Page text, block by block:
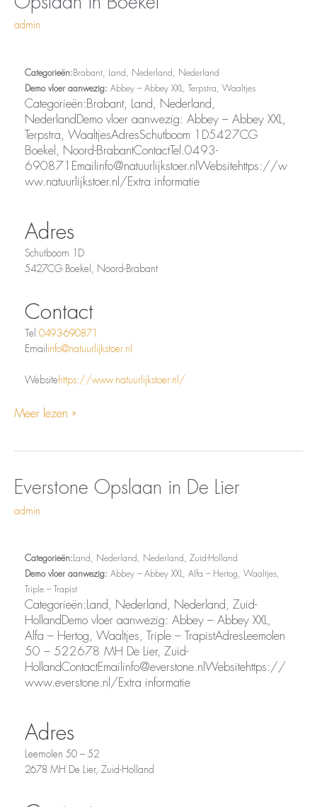
admin
Categorieën: Brabant, Land, Nederland, Nederland
Demo vloer aanwezig: Abbey – Abbey XXL, Terpstra, Waaltjes
Categorieën:Brabant, Land, Nederland,
NederlandDemo vloer aanwezig: Abbey – Abbey XXL,
Terpstra, WaaltjesAdresSchutboom 1D5427CG
Boekel, Noord-BrabantContactTel.0493-
690871Emailinfo@natuurlijkstoer.nlWebsitehttps://w
ww.natuurlijkstoer.nl/Extra informatie
Adres
Schutboom 1D
5427CG Boekel, Noord-Brabant
Contact
Tel. 0493-690871
Email info@natuurlijkstoer.nl
Websitehttps://www.natuurlijkstoer.nl/
Stoer
Meer lezen »
Everstone Opslaan in De Lier
admin
Categorieën: Land, Nederland, Nederland, Zuid-Holland
Demo vloer aanwezig: Abbey – Abbey XXL, Alfa – Hertog, Waaltjes,
Triple – Trapist
Categorieën:Land, Nederland, Nederland, Zuid-
HollandDemo vloer aanwezig: Abbey – Abbey XXL,
Alfa – Hertog, Waaltjes, Triple – TrapistAdresLeemolen
50 – 522678 MH De Lier, Zuid-
HollandContactEmailinfo@everstone.nlWebsitehttps://
www.everstone.nl/Extra informatie
Adres
Leemolen 50 – 52
2678 MH De Lier, Zuid-Holland
Everstone
Opslaan
in
De